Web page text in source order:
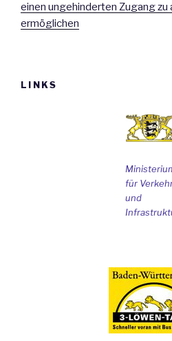
einen ungehinderten Zugang
ermöglichen
LINKS
für
und